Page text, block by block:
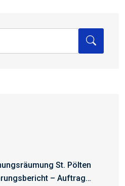
St. Pölten
– Auftrag